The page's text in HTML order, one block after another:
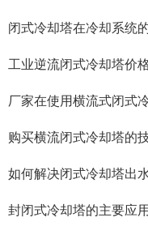
闭式冷却塔在冷却系统
工业逆流闭式冷却塔价
厂家在使用横流式闭式
购买横流闭式冷却塔的
如何解决闭式冷却塔出
封闭式冷却塔的主要应